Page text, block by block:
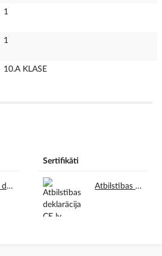
1
1
10.A KLASE
Produkta datu lapa en.pdf
Sertifikāti
Atbilstības deklarācija CE lv.pdf